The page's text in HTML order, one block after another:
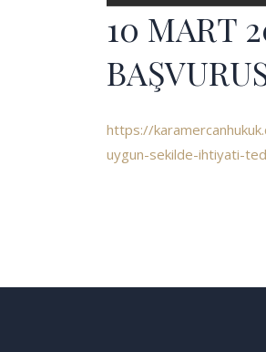
10 MART
https://
uygun-sekilde-ihtiyati-